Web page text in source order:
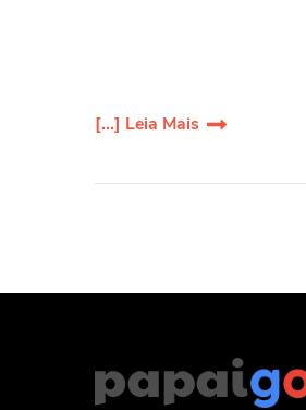
[...] Leia Mais